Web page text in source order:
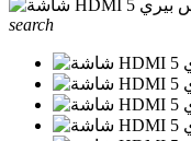
search